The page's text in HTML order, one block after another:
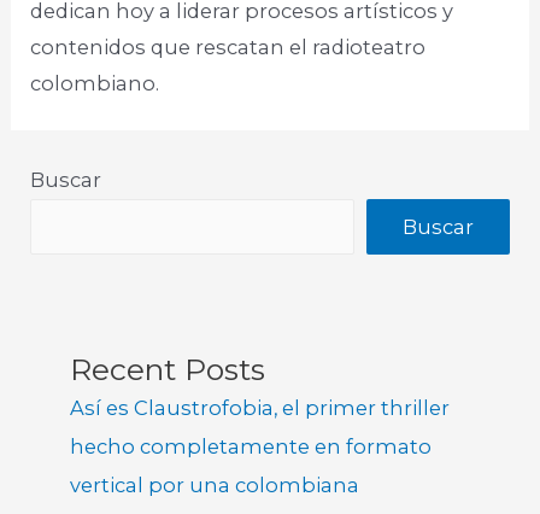
dedican hoy a liderar procesos artísticos y
contenidos que rescatan el radioteatro
colombiano.​
Buscar
Buscar
Recent Posts
Así es Claustrofobia, el primer thriller
hecho completamente en formato
vertical por una colombiana